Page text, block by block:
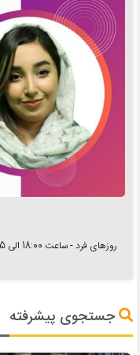
روزهای فرد - ساعت 18:00 الی 21:15 - تاریخ شروع: 11 شهریور
جستجوی پیشرفته